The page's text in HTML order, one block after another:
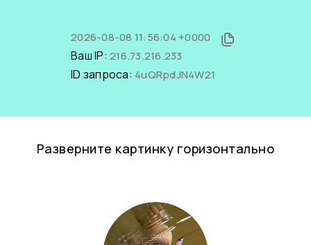
2026-08-08 11:56:04 +0000
Ваш IP: 216.73.216.233
ID запроса: 4uQRpdJN4W21
Разверните картинку горизонтально